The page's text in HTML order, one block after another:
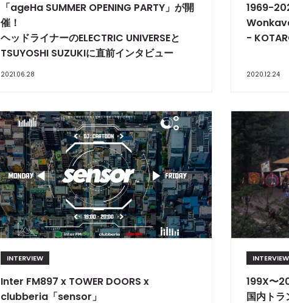
「ageHa SUMMER OPENING PARTY」が開
催！
ヘッドライナーのELECTRIC UNIVERSEと
TSUYOSHI SUZUKIに直前インタビュー
2021.06.28
1969-
-
2020.12.24
INTERVIEW
Inter FM897 x TOWER DOORS x
clubberia「sensor」
INTERVIEW
199X〜
国内トラ